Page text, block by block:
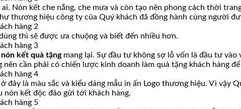
Nón kết che nắng, che mưa và còn tạo nên phong cách thời
thương hiệu công ty của Quý khách đã đồng hành cùng người
thì sẽ được ưa chuộng và biết đến nhiều hơn.
nón kết quà tặngmang lại. Sự đầu tư không sợ lỗ vốn là đầu tư vào
cần phải có chiến lược kinh doanh làm quà tặng khách hàng
là màu sắc và kiểu dáng mẫu in ấn Logo thương hiệu. Vì vậy
kết độc đáo gửi tới khách hàng.